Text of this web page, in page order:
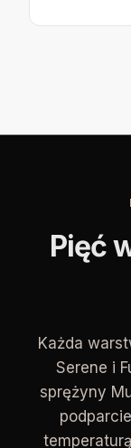
Pięć
Każda
Serene i
sprężyny